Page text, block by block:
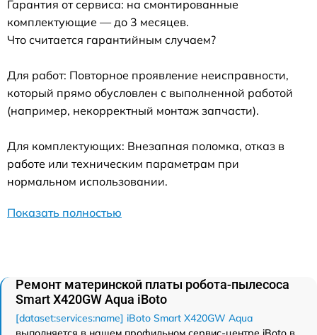
Гарантия от сервиса: на смонтированные
комплектующие — до 3 месяцев.
Что считается гарантийным случаем?
Для работ: Повторное проявление неисправности,
который прямо обусловлен с выполненной работой
(например, некорректный монтаж запчасти).
Для комплектующих: Внезапная поломка, отказ в
работе или техническим параметрам при
нормальном использовании.
Показать полностью
Ремонт материнской платы робота-пылесоса
Smart Х420GW Aqua iBoto
[dataset:services:name] iBoto Smart Х420GW Aqua